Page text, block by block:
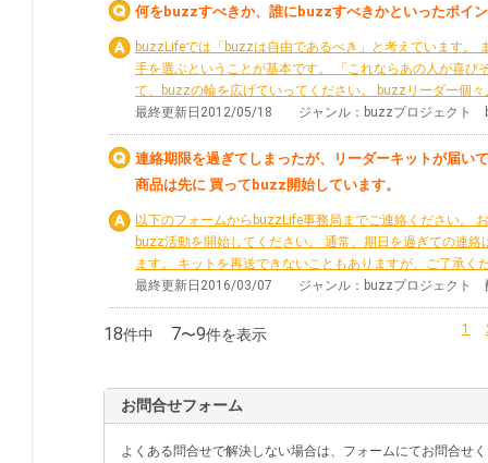
何をbuzzすべきか、誰にbuzzすべきかといったポイ
buzzLifeでは「buzzは自由であるべき」と考えています。
手を選ぶということが基本です。 「これならあの人が喜
て、buzzの輪を広げていってください。 buzzリーダー個々
最終更新日2012/05/18 ジャンル：buzzプロジェク
連絡期限を過ぎてしまったが、リーダーキットが届い
商品は先に 買ってbuzz開始しています。
以下のフォームからbuzzLife事務局までご連絡ください。
buzz活動を開始してください。 通常、期日を過ぎての連
ます。 キットを再送できないこともありますが、ご了承く
最終更新日2016/03/07 ジャンル：buzzプロジェク
18件中 7〜9件を表示 1
お問合せフォーム
よくある問合せで解決しない場合は、フォームにてお問合せ